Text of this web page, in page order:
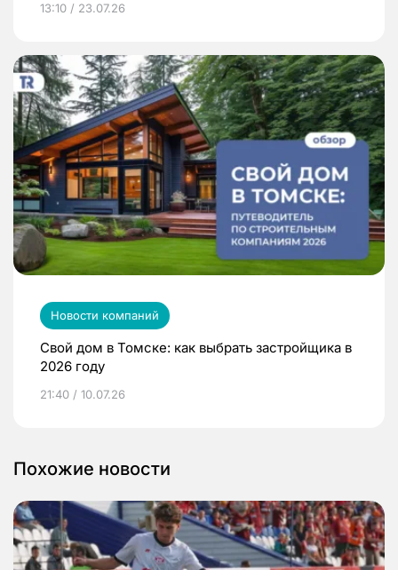
13:10 / 23.07.26
Новости компаний
Свой дом в Томске: как выбрать застройщика в
2026 году
21:40 / 10.07.26
Похожие новости